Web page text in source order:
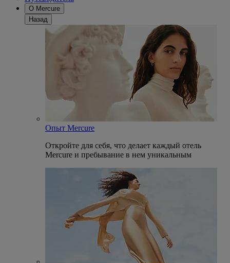
О Mercure
Назад
Опыт Mercure
Откройте для себя, что делает каждый отель
Mercure и пребывание в нем уникальным